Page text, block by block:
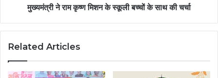
मुख्यमंत्री ने राम कृष्ण मिशन के स्कूली बच्चों के साथ की चर्चा
Related Articles